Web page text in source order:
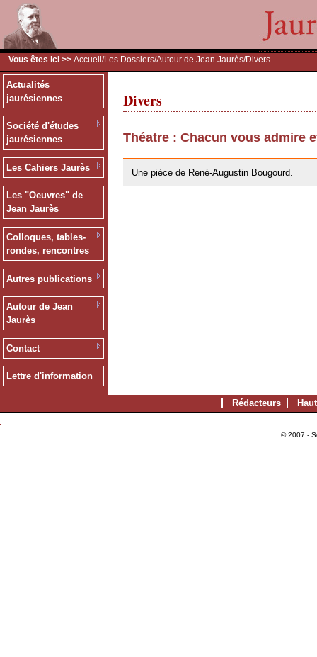
Vous êtes ici >> Accueil /Les Dossiers/Autour de Jean Jaurès/Divers
Actualités
jaurésiennes
Société d'études
jaurésiennes
Les Cahiers Jaurès
Les "Oeuvres" de
Jean Jaurès
Colloques, tables-
rondes, rencontres
Autres publications
Autour de Jean
Jaurès
Contact
Lettre d'information
Divers
Théatre : Chacun vous admire
Une pièce de René-Augustin Bougourd.
Rédacteurs
© 2007 -